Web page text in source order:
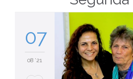
07
08 '21